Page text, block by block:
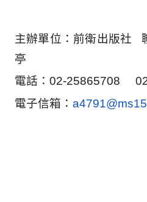
主辦單位：前衛出版社
亭
電話： 02-25865708
電子信箱：